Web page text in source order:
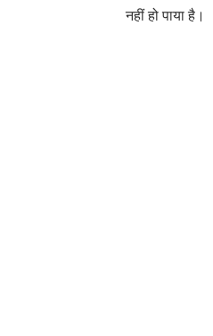
नहीं हो पाया है।